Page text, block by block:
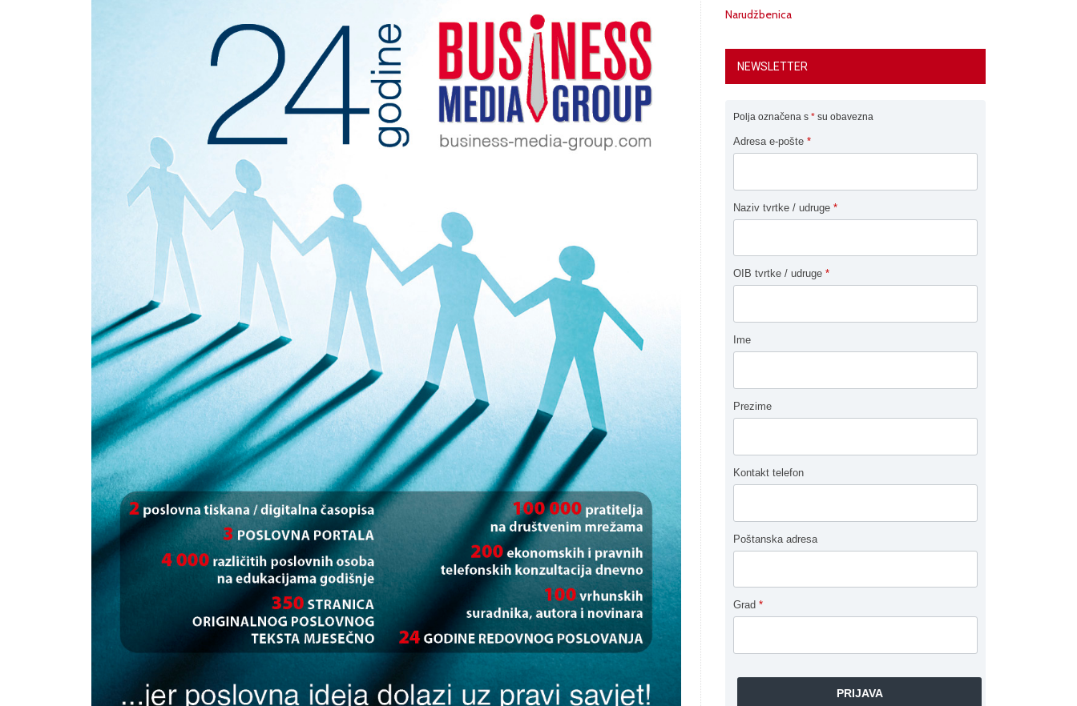
Narudžbenica
NEWSLETTER
Polja označena s * su obavezna
Adresa e-pošte *
Naziv tvrtke / udruge *
OIB tvrtke / udruge *
Ime
Prezime
Kontakt telefon
Poštanska adresa
Grad *